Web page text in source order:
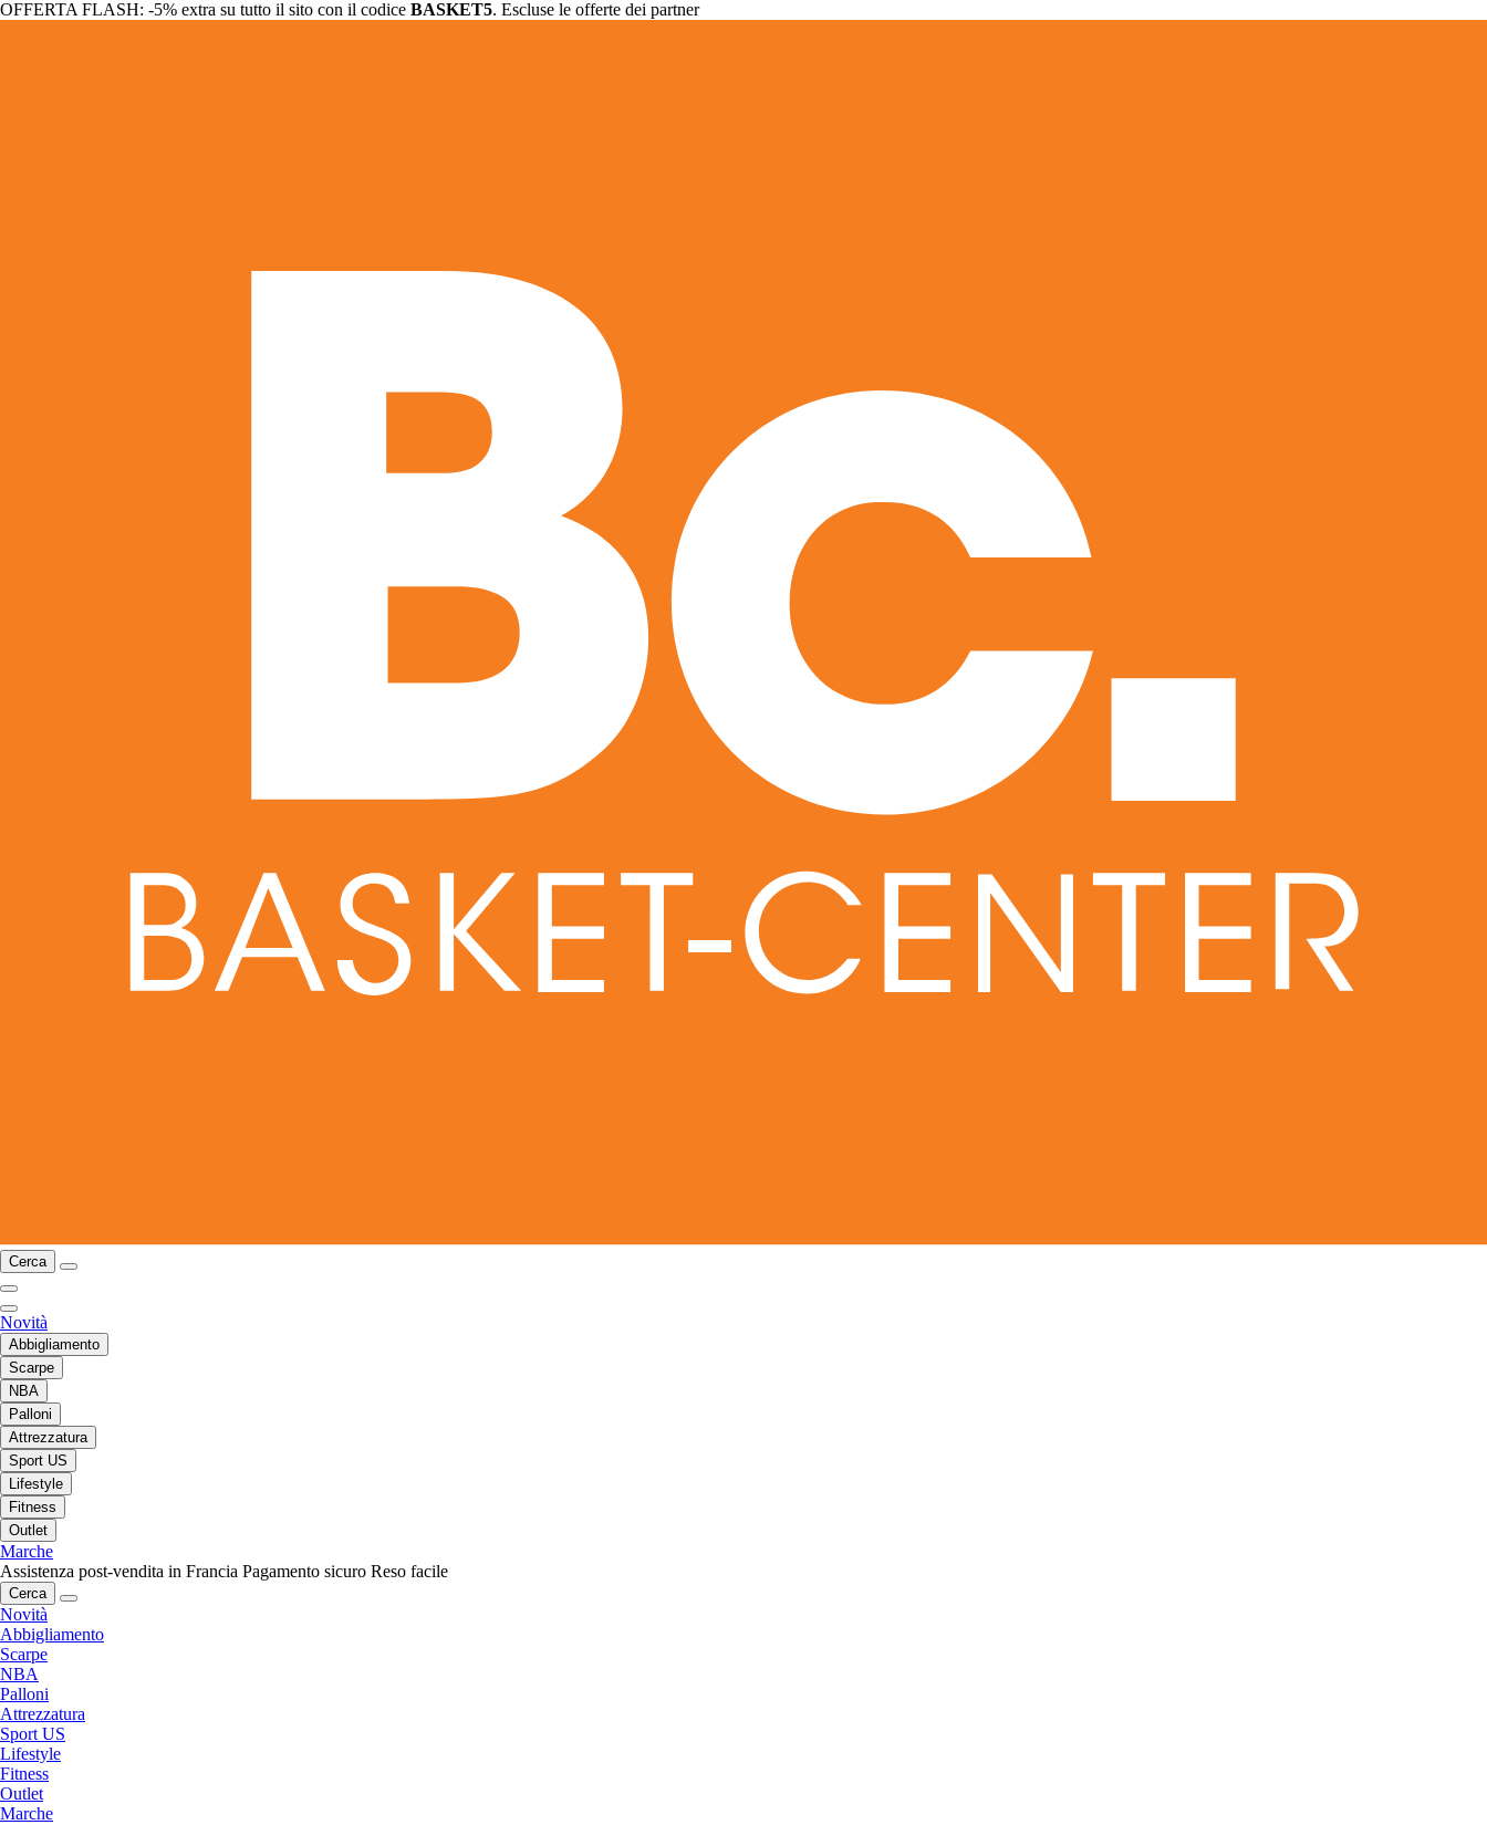
OFFERTA FLASH: -5% extra su tutto il sito con il codice BASKET5. Escluse le offerte dei partner
Cerca
Novità
Abbigliamento
Scarpe
NBA
Palloni
Attrezzatura
Sport US
Lifestyle
Fitness
Outlet
Marche
Assistenza post-vendita in Francia Pagamento sicuro Reso facile
Cerca
Novità
Abbigliamento
Scarpe
NBA
Palloni
Attrezzatura
Sport US
Lifestyle
Fitness
Outlet
Marche